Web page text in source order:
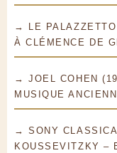
→ LE
À CLÉMENCE DE
→ JOEL COHEN
MUSIQUE
→ SONY
KOUSSEVITZKY –